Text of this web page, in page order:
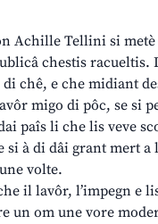
Achille Tellini si
chestis
chê, e che midiant
migo di pôc, se si
paîs li che lis veve
si à di dâi grant mert
volte.
il lavôr, l’impegn e
un om une vore